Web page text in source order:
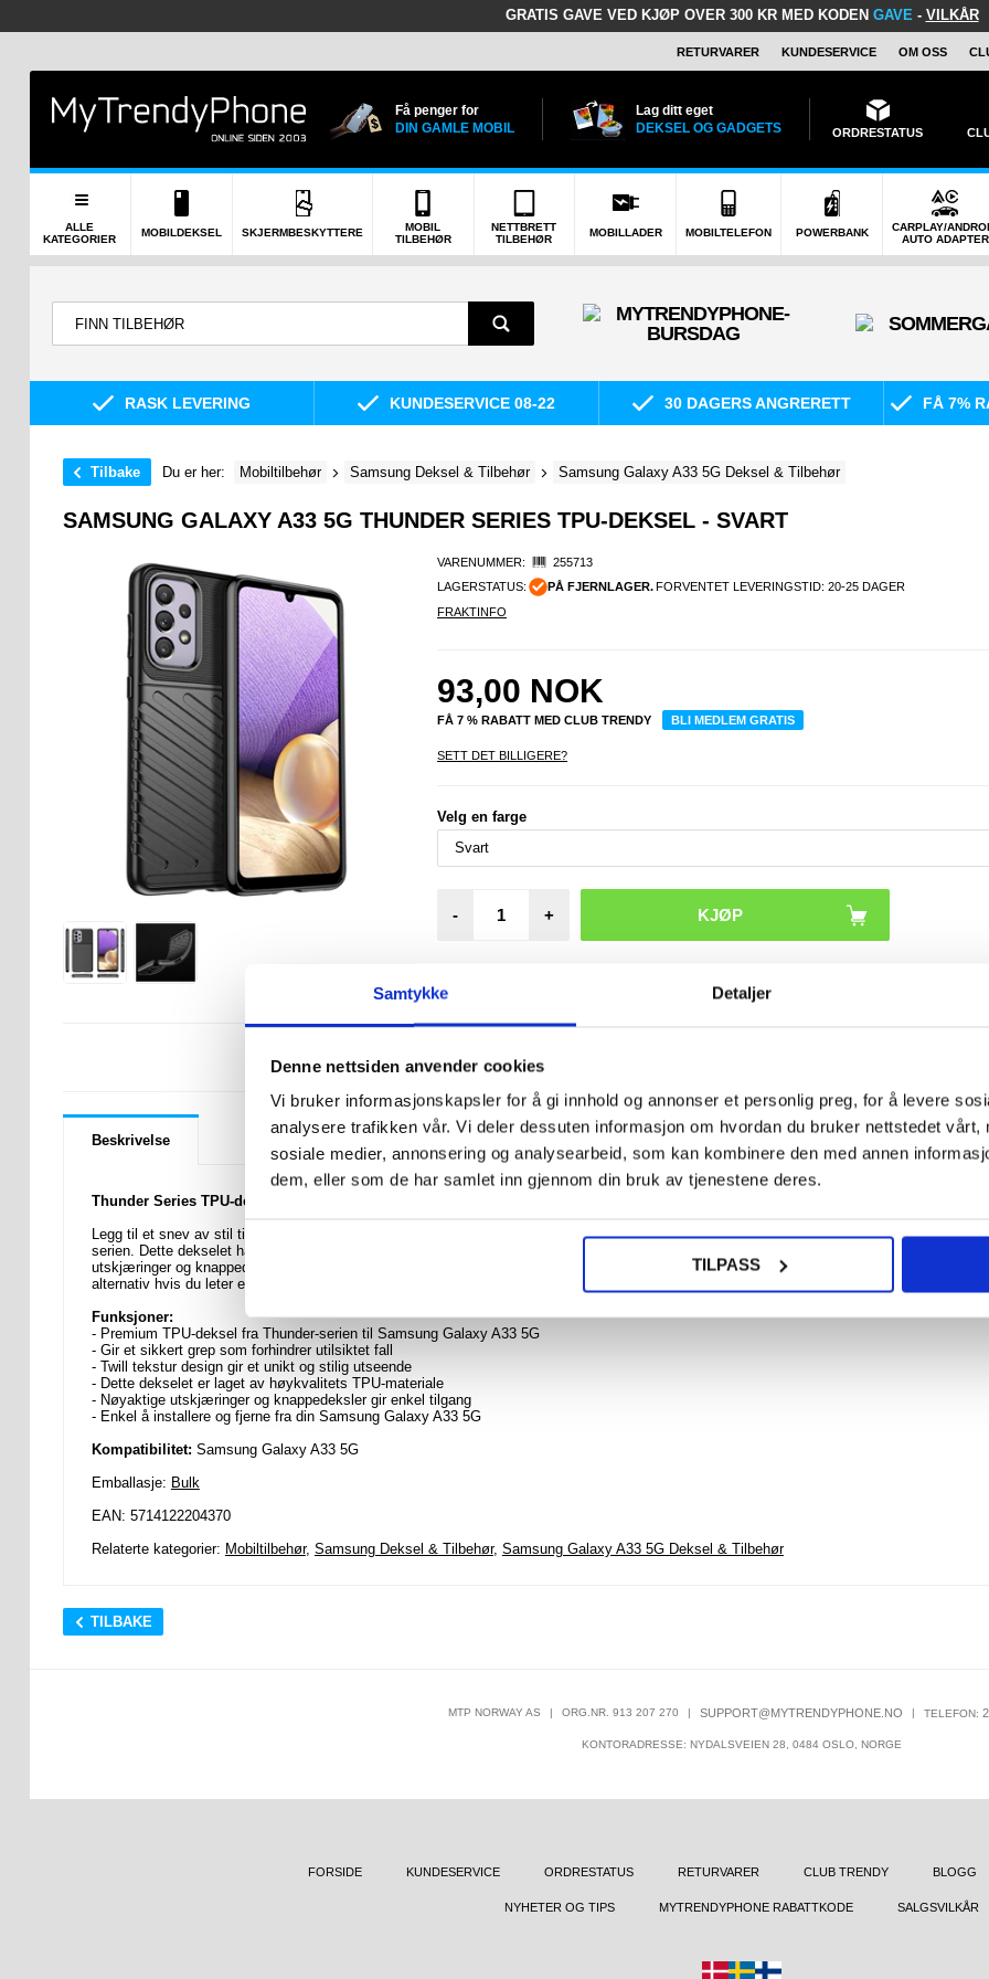
Samtykke Detaljer
Denne nettsiden anvender cookies
Vi bruker informasjonskapsler for å gi innhold og annonser et personlig preg, for å levere
analysere trafikken vår. Vi deler dessuten informasjon om hvordan du bruker nettstedet vårt,
sosiale medier, annonsering og analysearbeid, som kan kombinere den med annen
dem, eller som de har samlet inn gjennom din bruk av tjenestene deres.
TILPASS
GRATIS GAVE VED KJØP OVER 300 KR MED KODEN GAVE- VILKÅR
RETURVARER KUNDESERVICE OM OSS
Få penger for
DIN GAMLE MOBIL
Lag ditt eget
DEKSEL OG GADGETS
ORDRESTATUS
ALLE
KATEGORIER
MOBILDEKSEL SKJERMBESKYTTERE
MOBIL
TILBEHØR
NETTBRETT
TILBEHØR
MOBILLADER MOBILTELEFON POWERBANK
CARPLAY/
AUTO ADAPTER
RASK LEVERING KUNDESERVICE 08-22 30 DAGERS ANGRERETT FÅ 7%
Tilbake Du er her: Mobiltilbehør Samsung Deksel & Tilbehør Samsung Galaxy A33 5G Deksel & Tilbehør
SAMSUNG GALAXY A33 5G THUNDER SERIES TPU-DEKSEL - SVART
VARENUMMER:
255713
LAGERSTATUS:
PÅ FJERNLAGER. FORVENTET LEVERINGSTID: 20-25 DAGER
FRAKTINFO
93,00 NOK
FÅ 7 % RABATT MED CLUB TRENDY BLI MEDLEM GRATIS
SETT DET BILLIGERE?
Velg en farge
- +
LURER DU PÅ NOE? SPØR OSS!
Beskrivelse
Thunder Series TPU-deksel til Samsung Galaxy A33 5G
Legg til et snev av stil til din Samsung Galaxy A33 5G mens du beskytter den mot daglig skade med et førsteklasses TPU-deksel fra
serien. Dette dekselet har et teksturdesign som gir et godt grep og forhindrer utilsiktet fall av Samsung Galaxy A33 5G. Det har også presise
utskjæringer og knappedeksler som gir enkel tilgang til alle porter, knapper og funksjoner på telefonen. Totalt sett er dette TPU-dekselet et
alternativ hvis du leter etter et stilig og beskyttende deksel til din Samsung Galaxy A33 5G.
Funksjoner:
- Premium TPU-deksel fra Thunder-serien til Samsung Galaxy A33 5G
- Gir et sikkert grep som forhindrer utilsiktet fall
- Twill tekstur design gir et unikt og stilig utseende
- Dette dekselet er laget av høykvalitets TPU-materiale
- Nøyaktige utskjæringer og knappedeksler gir enkel tilgang
- Enkel å installere og fjerne fra din Samsung Galaxy A33 5G
Kompatibilitet: Samsung Galaxy A33 5G
Emballasje: Bulk
EAN: 5714122204370
Relaterte kategorier: Mobiltilbehør, Samsung Deksel & Tilbehør, Samsung Galaxy A33 5G Deksel & Tilbehør
TILBAKE
MTP NORWAY AS | ORG.NR. 913 207 270 | SUPPORT@MYTRENDYPHONE.NO | TELEFON:
KONTORADRESSE: NYDALSVEIEN 28, 0484 OSLO, NORGE
FORSIDE KUNDESERVICE ORDRESTATUS RETURVARER CLUB TRENDY BLOGG
NYHETER OG TIPS MYTRENDYPHONE RABATTKODE SALGSVILKÅR